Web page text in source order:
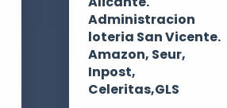
Administracion
loteria San Vicente.
Amazon, Seur,
Inpost,
Celeritas,GLS